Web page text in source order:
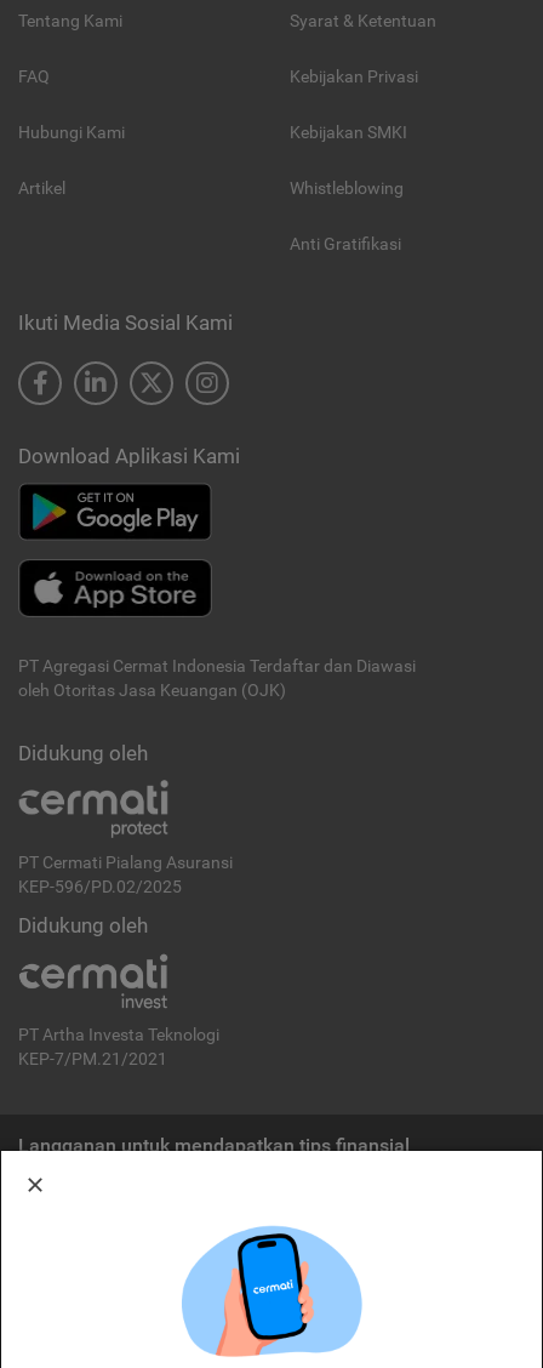
Tentang Kami
FAQ
Hubungi Kami
Artikel
Syarat & Ketentuan
Kebijakan Privasi
Kebijakan SMKI
Whistleblowing
Anti Gratifikasi
Ikuti Media Sosial Kami
Download Aplikasi Kami
PT Agregasi Cermat Indonesia Terdaftar dan Diawasi
oleh Otoritas Jasa Keuangan (OJK)
Didukung oleh
PT Cermati Pialang Asuransi
KEP-596/PD.02/2025
Didukung oleh
PT Artha Investa Teknologi
KEP-7/PM.21/2021
Langganan untuk mendapatkan tips finansial
Cermati merupakan penyelenggara agregasi jasa keuangan yang terdaftar di
OJK. Oleh karena itu, produk dan/atau layanan jasa keuangan yang
ditawarkan bukan merupakan produk dan/atau layanan jasa keuangan yang
diterbitkan oleh Cermati dan Cermati tidak bertanggung jawab atas tuntutan